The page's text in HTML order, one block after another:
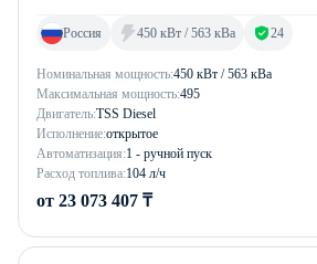
Номинальная мощность:450 кВт / 563 кВа
Максимальная мощность:495
Двигатель:TSS Diesel
Исполнение:открытое
Автоматизация:1 - ручной пуск
Расход топлива:104 л/ч
Россия 450 кВт / 563 кВа 24
от 23 073 407 ₸